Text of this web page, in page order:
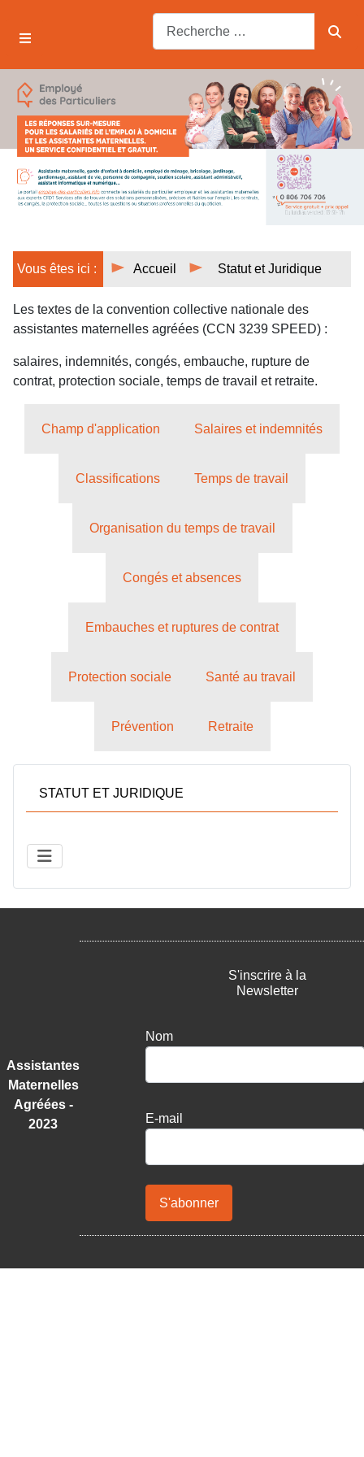
Vous êtes ici : Accueil Statut et Juridique
Les textes de la convention collective nationale des
assistantes maternelles agréées (CCN 3239 SPEED) :
salaires, indemnités, congés, embauche, rupture de
contrat, protection sociale, temps de travail et retraite.
Champ d'application Salaires et indemnités
Classifications Temps de travail
Organisation du temps de travail
Congés et absences
Embauches et ruptures de contrat
Protection sociale Santé au travail
Prévention Retraite
STATUT ET JURIDIQUE
Assistantes
Maternelles
Agréées -
2023
S'inscrire à la
Newsletter
Nom
E-mail
S'abonner